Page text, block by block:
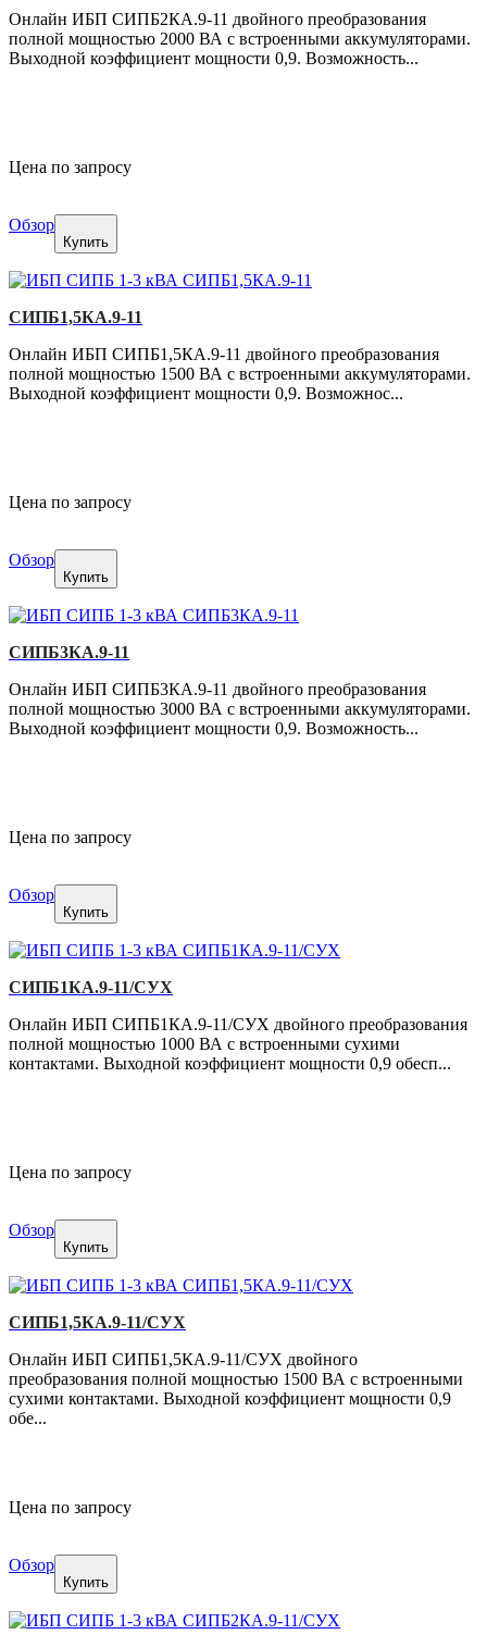
Онлайн ИБП СИПБ2КА.9-11 двойного преобразования
полной мощностью 2000 ВА с встроенными аккумуляторами.
Выходной коэффициент мощности 0,9. Возможность...
Цена по запросу
Обзор
Купить
СИПБ1,5КА.9-11
Онлайн ИБП СИПБ1,5КА.9-11 двойного преобразования
полной мощностью 1500 ВА с встроенными аккумуляторами.
Выходной коэффициент мощности 0,9. Возможнос...
Цена по запросу
Обзор
Купить
СИПБ3КА.9-11
Онлайн ИБП СИПБ3КА.9-11 двойного преобразования
полной мощностью 3000 ВА с встроенными аккумуляторами.
Выходной коэффициент мощности 0,9. Возможность...
Цена по запросу
Обзор
Купить
СИПБ1КА.9-11/СУХ
Онлайн ИБП СИПБ1КА.9-11/СУХ двойного преобразования
полной мощностью 1000 ВА с встроенными сухими
контактами. Выходной коэффициент мощности 0,9 обесп...
Цена по запросу
Обзор
Купить
СИПБ1,5КА.9-11/СУХ
Онлайн ИБП СИПБ1,5КА.9-11/СУХ двойного
преобразования полной мощностью 1500 ВА с встроенными
сухими контактами. Выходной коэффициент мощности 0,9
обе...
Цена по запросу
Обзор
Купить